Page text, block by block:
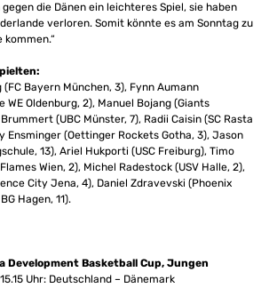
die Dänen ein leichteres Spiel, sie haben
verloren. Somit könnte es am Sonntag zu
Bayern München, 3), Fynn Aumann
WE Oldenburg, 2), Manuel Bojang (Giants
(UBC Münster, 7), Radii Caisin (SC Rasta
Ensminger (Oettinger Rockets Gotha, 3), Jason
13), Ariel Hukporti (USC Freiburg), Timo
Wien, 2), Michel Radestock (USV Halle, 2),
City Jena, 4), Daniel Zdravevski (Phoenix
Hagen, 11).
Development Basketball Cup, Jungen
Uhr: Deutschland – Dänemark